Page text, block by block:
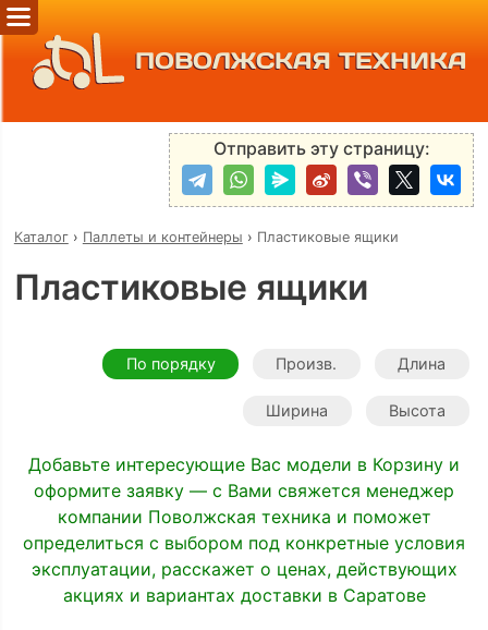
ПОВОЛЖСКАЯ ТЕХНИКА
Отправить эту страницу:
Каталог› Паллеты и контейнеры › Пластиковые ящики
Пластиковые ящики
По порядку Произв. Длина
Ширина Высота
Добавьте интересующие Вас модели в Корзину и
оформите заявку — с Вами свяжется менеджер
компании Поволжская техника и поможет
определиться с выбором под конкретные условия
эксплуатации, расскажет о ценах, действующих
акциях и вариантах доставки в Саратове